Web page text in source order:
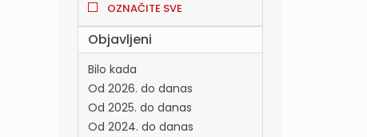
OZNAČITE SVE
Objavljeni
Bilo kada
Od 2026. do danas
Od 2025. do danas
Od 2024. do danas